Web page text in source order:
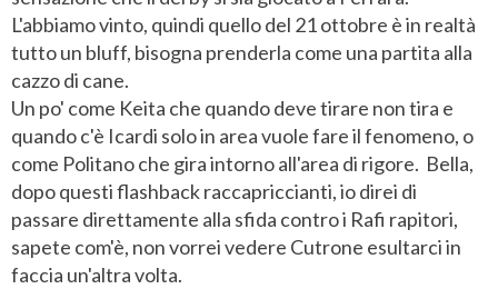
L'abbiamo vinto, quindi quello del 21 ottobre è in realtà
tutto un bluff, bisogna prenderla come una partita alla
cazzo di cane.
Un po' come Keita che quando deve tirare non tira e
quando c'è Icardi solo in area vuole fare il fenomeno, o
come Politano che gira intorno all'area di rigore. Bella,
dopo questi flashback raccapriccianti, io direi di
passare direttamente alla sfida contro i Rafi rapitori,
sapete com'è, non vorrei vedere Cutrone esultarci in
faccia un'altra volta.